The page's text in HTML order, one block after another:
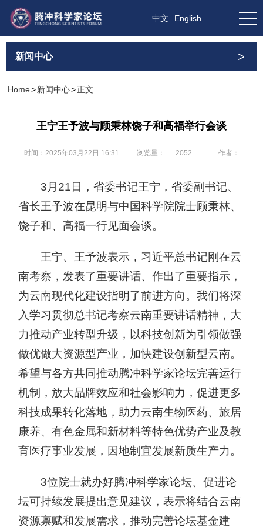
English
中文
新闻中心 >
Home>新闻中心>正文
王宁王予波与顾秉林饶子和高福举行会谈
时间：2025年03月22日 16:31 浏览量： 2052 作者：
3月21日，省委书记王宁，省委副书记、
省长王予波在昆明与中国科学院院士顾秉林、
饶子和、高福一行见面会谈。
王宁、王予波表示，习近平总书记刚在云
南考察，发表了重要讲话、作出了重要指示，
为云南现代化建设指明了前进方向。我们将深
入学习贯彻总书记考察云南重要讲话精神，大
力推动产业转型升级，以科技创新为引领做强
做优做大资源型产业，加快建设创新型云南。
希望与各方共同推动腾冲科学家论坛完善运行
机制，放大品牌效应和社会影响力，促进更多
科技成果转化落地，助力云南生物医药、旅居
康养、有色金属和新材料等特色优势产业及教
育医疗事业发展，因地制宜发展新质生产力。
3位院士就办好腾冲科学家论坛、促进论
坛可持续发展提出意见建议，表示将结合云南
资源禀赋和发展需求，推动完善论坛基金建